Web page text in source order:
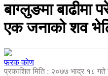
बाग्लुङमा बाढीमा
एक जनाको शव
फरक कोण
प्रकाशित मिति : २०७७ भाद्र १८ गते